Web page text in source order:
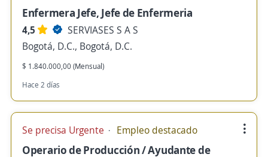
Enfermera Jefe, Jefe de Enfermeria
4,5
SERVIASES S A S
Bogotá, D.C., Bogotá, D.C.
$ 1.840.000,00 (Mensual)
Hace 2 días
Se precisa Urgente Empleo destacado
Operario de Producción / Ayudante de